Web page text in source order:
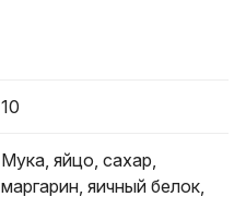
10
Мука, яйцо, сахар,
маргарин, яичный белок,